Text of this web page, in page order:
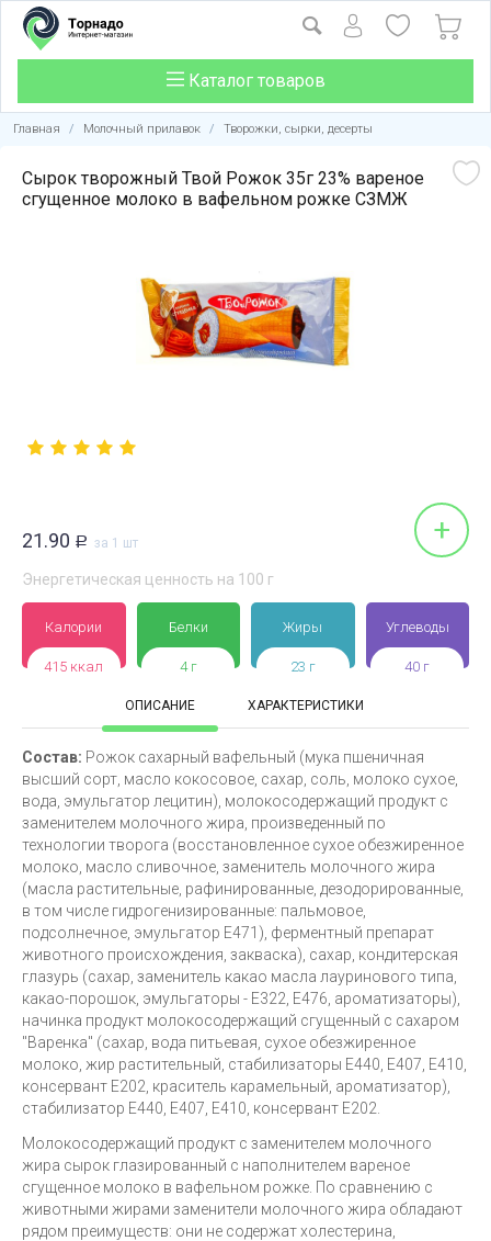
Каталог товаров
Главная / Молочный прилавок / Творожки, сырки, десерты
Сырок творожный Твой Рожок 35г 23% вареное
сгущенное молоко в вафельном рожке СЗМЖ
21.90 Р за 1 шт +
Энергетическая ценность на 100 г
Калории
415 ккал
Белки
4 г
Жиры
23 г
Углеводы
40 г
ОПИСАНИЕ ХАРАКТЕРИСТИКИ
Состав: Рожок сахарный вафельный (мука пшеничная
высший сорт, масло кокосовое, сахар, соль, молоко сухое,
вода, эмульгатор лецитин), молокосодержащий продукт с
заменителем молочного жира, произведенный по
технологии творога (восстановленное сухое обезжиренное
молоко, масло сливочное, заменитель молочного жира
(масла растительные, рафинированные, дезодорированные,
в том числе гидрогенизированные: пальмовое,
подсолнечное, эмульгатор Е471), ферментный препарат
животного происхождения, закваска), сахар, кондитерская
глазурь (сахар, заменитель какао масла лауринового типа,
какао-порошок, эмульгаторы - Е322, Е476, ароматизаторы),
начинка продукт молокосодержащий сгущенный с сахаром
"Варенка" (сахар, вода питьевая, сухое обезжиренное
молоко, жир растительный, стабилизаторы Е440, Е407, Е410,
консервант Е202, краситель карамельный, ароматизатор),
стабилизатор Е440, Е407, Е410, консервант Е202.
Молокосодержащий продукт с заменителем молочного
жира сырок глазированный с наполнителем вареное
сгущенное молоко в вафельном рожке. По сравнению с
животными жирами заменители молочного жира обладают
рядом преимуществ: они не содержат холестерина,